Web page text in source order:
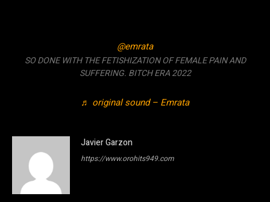
@emrata
SO DONE WITH THE FETISHIZATION OF FEMALE PAIN AND
SUFFERING. BITCH ERA 2022
♬ original sound – Emrata
Javier Garzon
https://www.orohits949.com